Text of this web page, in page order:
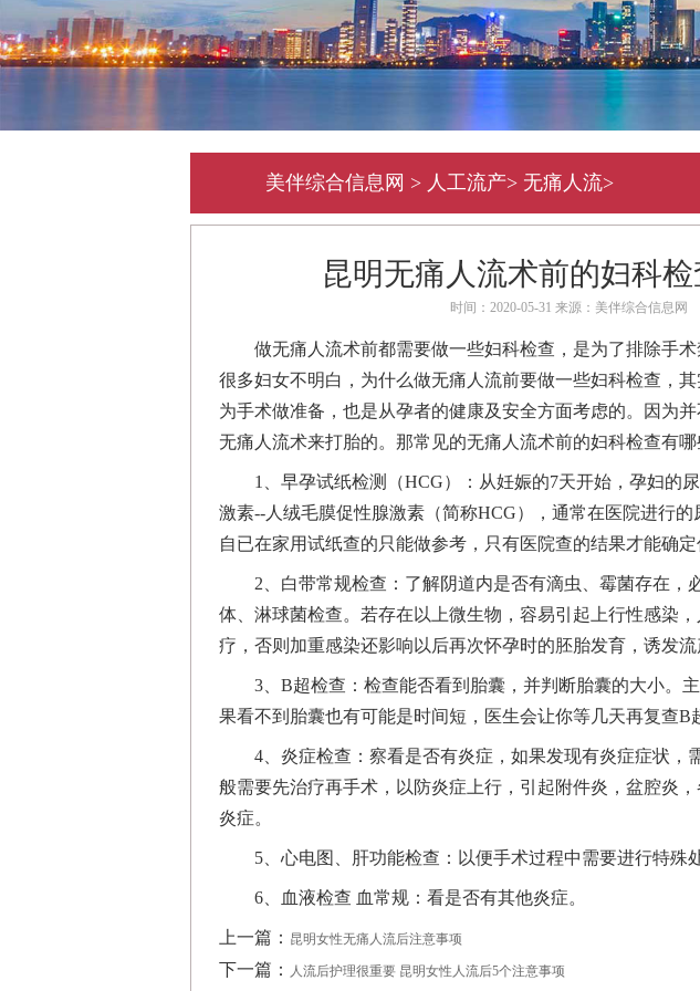
美伴综合信息网 > 人工流产> 无痛人流>
昆明无痛人流术前的妇科
时间：2020-05-31 来源：美伴综合信息网
做无痛人流术前都需要做一些妇科检查，是为了排除手术
很多妇女不明白，为什么做无痛人流前要做一些妇科检查，
为手术做准备，也是从孕者的健康及安全方面考虑的。因为
无痛人流术来打胎的。那常见的无痛人流术前的妇科检查有哪
1、早孕试纸检测（HCG）：从妊娠的7天开始，孕妇的
激素--人绒毛膜促性腺激素（简称HCG），通常在医院进行的
自已在家用试纸查的只能做参考，只有医院查的结果才能确定
2、白带常规检查：了解阴道内是否有滴虫、霉菌存在，
体、淋球菌检查。若存在以上微生物，容易引起上行性感染
疗，否则加重感染还影响以后再次怀孕时的胚胎发育，诱发流
3、B超检查：检查能否看到胎囊，并判断胎囊的大小。
果看不到胎囊也有可能是时间短，医生会让你等几天再复查B
4、炎症检查：察看是否有炎症，如果发现有炎症症状，
般需要先治疗再手术，以防炎症上行，引起附件炎，盆腔炎
炎症。
5、心电图、肝功能检查：以便手术过程中需要进行特殊
6、血液检查 血常规：看是否有其他炎症。
上一篇： 昆明女性无痛人流后注意事项
下一篇： 人流后护理很重要 昆明女性人流后5个注意事项